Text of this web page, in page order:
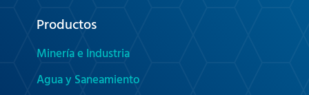
Productos
Minería e Industria
Agua y Saneamiento